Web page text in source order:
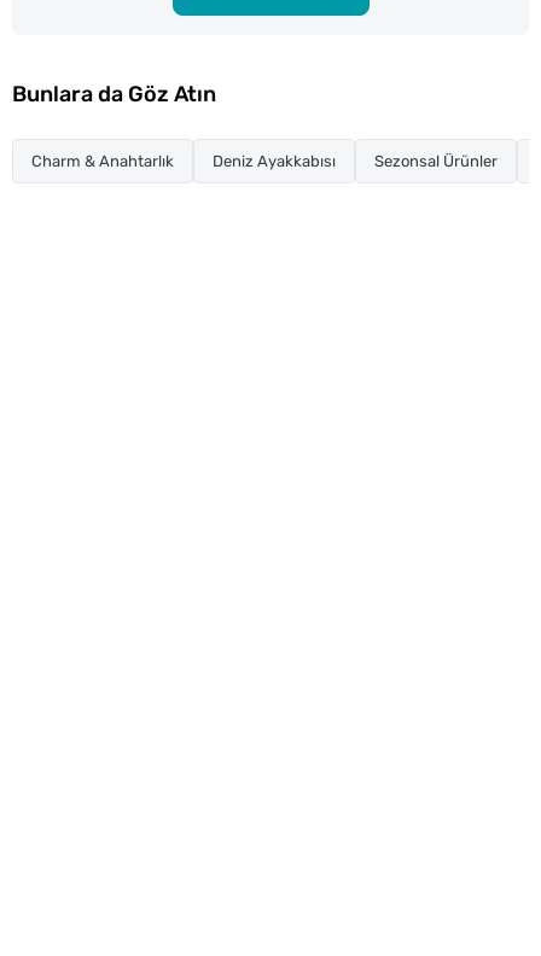
Bunlara da Göz Atın
Charm & Anahtarlık Deniz Ayakkabısı Sezonsal Ürünler